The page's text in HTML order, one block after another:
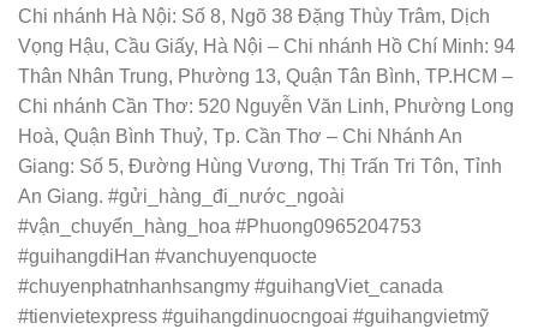
Chi nhánh Hà Nội: Số 8, Ngõ 38 Đặng Thùy Trâm, Dịch
Vọng Hậu, Cầu Giấy, Hà Nội – Chi nhánh Hồ Chí Minh: 94
Thân Nhân Trung, Phường 13, Quận Tân Bình, TP.HCM –
Chi nhánh Cần Thơ: 520 Nguyễn Văn Linh, Phường Long
Hoà, Quận Bình Thuỷ, Tp. Cần Thơ – Chi Nhánh An
Giang: Số 5, Đường Hùng Vương, Thị Trấn Tri Tôn, Tỉnh
An Giang. #gửi_hàng_đi_nước_ngoài
#vận_chuyển_hàng_hoa #Phuong0965204753
#guihangdiHan #vanchuyenquocte
#chuyenphatnhanhsangmy #guihangViet_canada
#tienvietexpress #guihangdinuocngoai #guihangvietmỹ